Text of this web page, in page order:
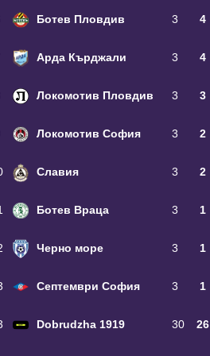
Ботев Пловдив 3 4
Арда Кърджали 3 4
Локомотив Пловдив 3 3
Локомотив София 3 2
Славия 3 2
Ботев Враца 3 1
Черно море 3 1
Септември София 3 1
Dobrudzha 1919 30 26